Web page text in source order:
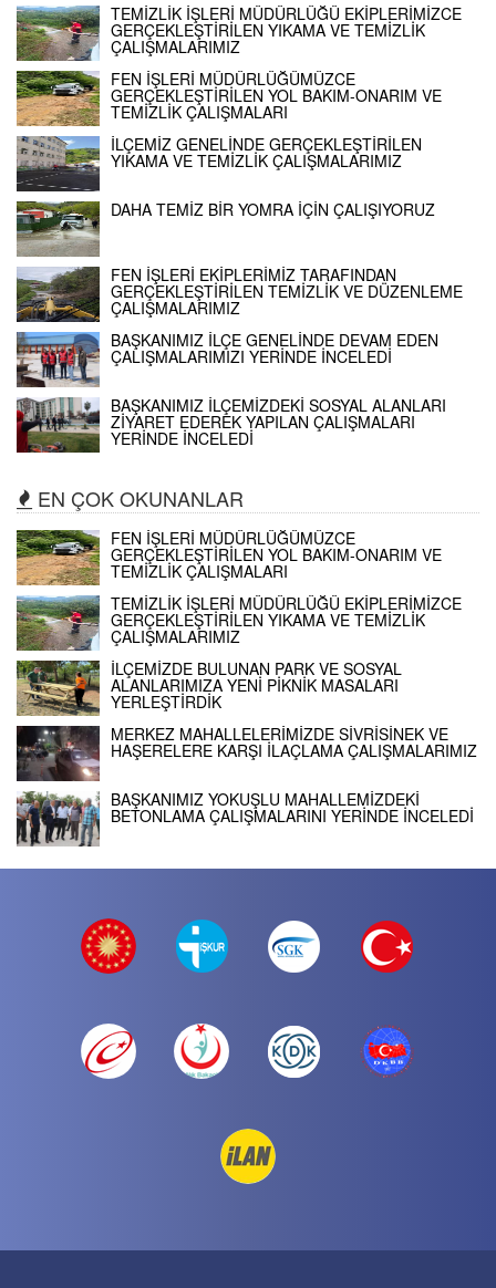
TEMİZLİK İŞLERİ MÜDÜRLÜĞÜ EKİPLERİMİZCE
GERÇEKLEŞTİRİLEN YIKAMA VE TEMİZLİK
ÇALIŞMALARIMIZ
FEN İŞLERİ MÜDÜRLÜĞÜMÜZCE
GERÇEKLEŞTİRİLEN YOL BAKIM-ONARIM VE
TEMİZLİK ÇALIŞMALARI
İLÇEMİZ GENELİNDE GERÇEKLEŞTİRİLEN
YIKAMA VE TEMİZLİK ÇALIŞMALARIMIZ
DAHA TEMİZ BİR YOMRA İÇİN ÇALIŞIYORUZ
FEN İŞLERİ EKİPLERİMİZ TARAFINDAN
GERÇEKLEŞTİRİLEN TEMİZLİK VE DÜZENLEME
ÇALIŞMALARIMIZ
BAŞKANIMIZ İLÇE GENELİNDE DEVAM EDEN
ÇALIŞMALARIMIZI YERİNDE İNCELEDİ
BAŞKANIMIZ İLÇEMİZDEKİ SOSYAL ALANLARI
ZİYARET EDEREK YAPILAN ÇALIŞMALARI
YERİNDE İNCELEDİ
EN ÇOK OKUNANLAR
FEN İŞLERİ MÜDÜRLÜĞÜMÜZCE
GERÇEKLEŞTİRİLEN YOL BAKIM-ONARIM VE
TEMİZLİK ÇALIŞMALARI
TEMİZLİK İŞLERİ MÜDÜRLÜĞÜ EKİPLERİMİZCE
GERÇEKLEŞTİRİLEN YIKAMA VE TEMİZLİK
ÇALIŞMALARIMIZ
İLÇEMİZDE BULUNAN PARK VE SOSYAL
ALANLARIMIZA YENİ PİKNİK MASALARI
YERLEŞTİRDİK
MERKEZ MAHALLELERİMİZDE SİVRİSİNEK VE
HAŞERELERE KARŞI İLAÇLAMA ÇALIŞMALARIMIZ
BAŞKANIMIZ YOKUŞLU MAHALLEMİZDEKİ
BETONLAMA ÇALIŞMALARINI YERİNDE İNCELEDİ